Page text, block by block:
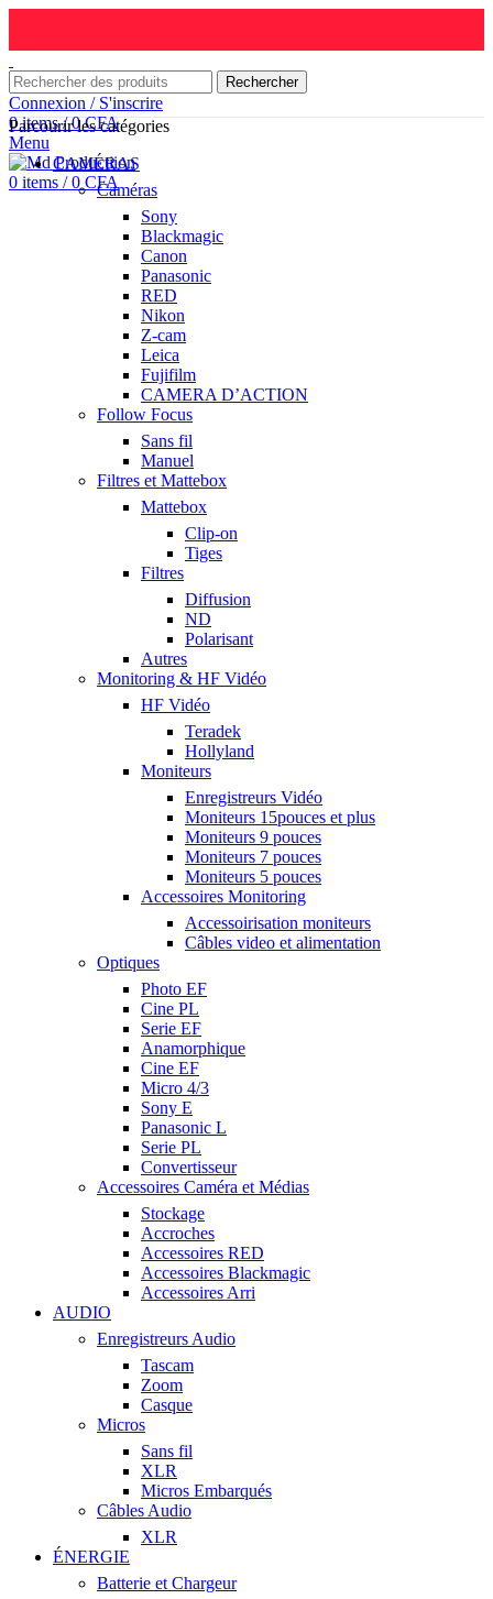
Rechercher
Connexion / S'inscrire
0items / 0CFA
Menu
0 items / 0 CFA
Parcourir les catégories
CAMÉRAS
Caméras
Sony
Blackmagic
Canon
Panasonic
RED
Nikon
Z-cam
Leica
Fujifilm
CAMERA D’ACTION
Follow Focus
Sans fil
Manuel
Filtres et Mattebox
Mattebox
Clip-on
Tiges
Filtres
Diffusion
ND
Polarisant
Autres
Monitoring & HF Vidéo
HF Vidéo
Teradek
Hollyland
Moniteurs
Enregistreurs Vidéo
Moniteurs 15pouces et plus
Moniteurs 9 pouces
Moniteurs 7 pouces
Moniteurs 5 pouces
Accessoires Monitoring
Accessoirisation moniteurs
Câbles video et alimentation
Optiques
Photo EF
Cine PL
Serie EF
Anamorphique
Cine EF
Micro 4/3
Sony E
Panasonic L
Serie PL
Convertisseur
Accessoires Caméra et Médias
Stockage
Accroches
Accessoires RED
Accessoires Blackmagic
Accessoires Arri
AUDIO
Enregistreurs Audio
Tascam
Zoom
Casque
Micros
Sans fil
XLR
Micros Embarqués
Câbles Audio
XLR
ÉNERGIE
Batterie et Chargeur